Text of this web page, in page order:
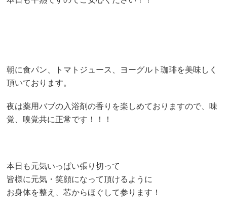
朝に食パン、トマトジュース、ヨーグルト珈琲を美味しく
頂いております。
夜は薬用バブの入浴剤の香りを楽しめておりますので、味
覚、嗅覚共に正常です！！！
本日も元気いっぱい張り切って
皆様に元気・笑顔になって頂けるように
お身体を整え、芯からほぐして参ります！